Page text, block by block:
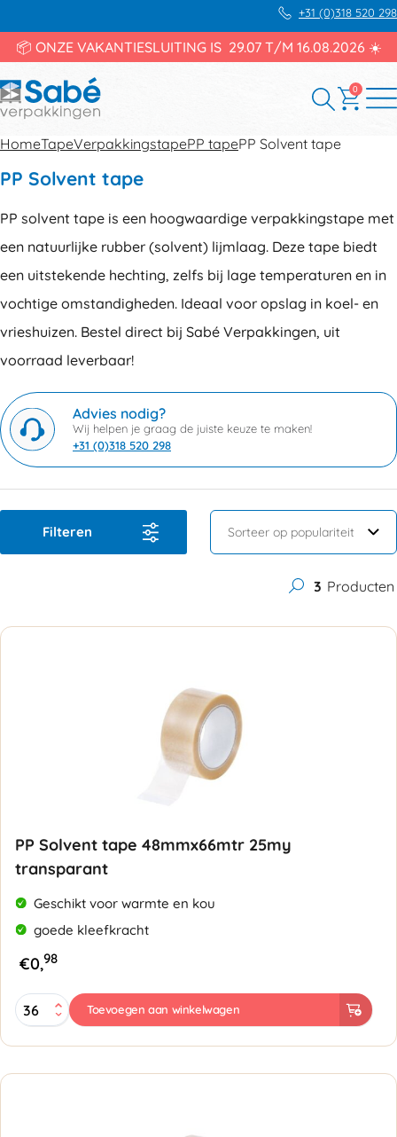
+31 (0)318 520 298
📦 ONZE VAKANTIESLUITING IS 29.07 T/M 16.08.2026 ☀️
0
HomeTapeVerpakkingstapePP tapePP Solvent tape
PP Solvent tape
PP solvent tape is een hoogwaardige verpakkingstape met
een natuurlijke rubber (solvent) lijmlaag. Deze tape biedt
een uitstekende hechting, zelfs bij lage temperaturen en in
vochtige omstandigheden. Ideaal voor opslag in koel- en
vrieshuizen. Bestel direct bij Sabé Verpakkingen, uit
voorraad leverbaar!
Advies nodig?
Wij helpen je graag de juiste keuze te maken!
+31 (0)318 520 298
Filteren
3 Producten
PP Solvent tape 48mmx66mtr 25my
transparant
Geschikt voor warmte en kou
goede kleefkracht
€0,98
PP
Solvent
25my
Toevoegen aan winkelwagen